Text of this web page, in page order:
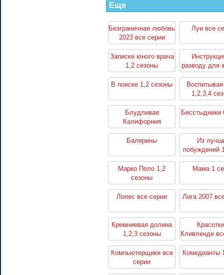
Еще
Безграничная любовь
2023 все серии
Луи все
Записки юного врача
1,2 сезоны
разводу для
1,2
В поиске 1,2 сезоны
1,2,3,4
Блудливая
Калифорния
1,2,3,4,5,6,7 сезоны
Бесстыдники
Балерины
Из
побуждений
Марко Поло 1,2
сезоны
Мама 1
Лопес все серии Лига 2007
Кремниевая долина
1,2,3 сезоны
Кливленде
Компьютерщики все
серии
Комедианты